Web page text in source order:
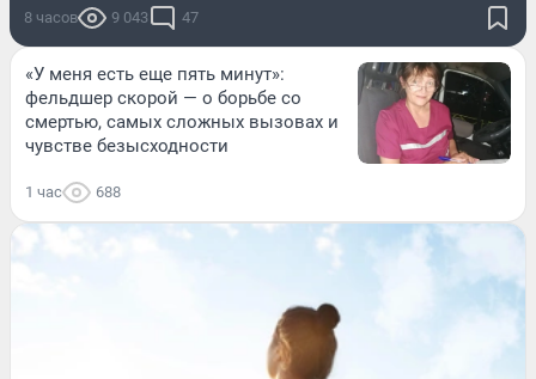
8 часов 9 043 47
«У меня есть еще пять минут»:
фельдшер скорой — о борьбе со
смертью, самых сложных вызовах и
чувстве безысходности
1 час 688